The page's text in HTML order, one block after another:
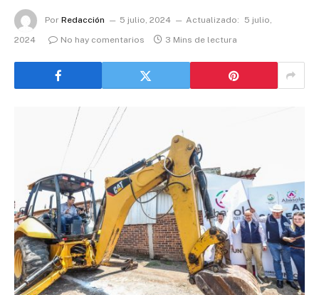
Por Redacción 5 julio, 2024 Actualizado:
5 julio,
2024
No hay comentarios 3 Mins de lectura